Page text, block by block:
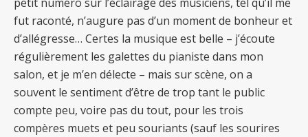
fut raconté, n’augure pas d’un moment de bonheur et
d’allégresse… Certes la musique est belle – j’écoute
régulièrement les galettes du pianiste dans mon
salon, et je m’en délecte – mais sur scène, on a
souvent le sentiment d’être de trop tant le public
compte peu, voire pas du tout, pour les trois
compères muets et peu souriants (sauf les sourires